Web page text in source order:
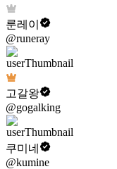
룬레이
@runeray
고갈왕
@gogalking
쿠미네
@kumine